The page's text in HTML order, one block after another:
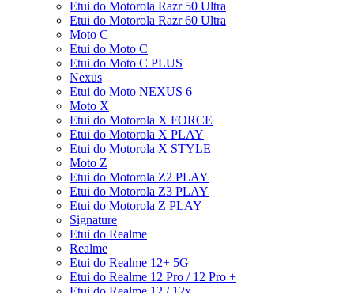
Etui do Motorola Razr 50 Ultra
Etui do Motorola Razr 60 Ultra
Moto C
Etui do Moto C
Etui do Moto C PLUS
Nexus
Etui do Moto NEXUS 6
Moto X
Etui do Motorola X FORCE
Etui do Motorola X PLAY
Etui do Motorola X STYLE
Moto Z
Etui do Motorola Z2 PLAY
Etui do Motorola Z3 PLAY
Etui do Motorola Z PLAY
Signature
Etui do Realme
Realme
Etui do Realme 12+ 5G
Etui do Realme 12 Pro / 12 Pro +